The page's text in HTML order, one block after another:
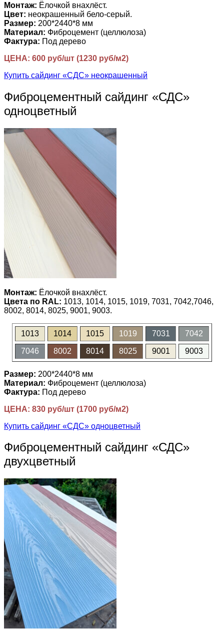
Монтаж: Ёлочкой внахлёст.
Цвет: неокрашенный бело-серый.
Размер: 200*2440*8 мм
Материал: Фиброцемент (целлюлоза)
Фактура: Под дерево
ЦЕНА: 600 руб/шт (1230 руб/м2)
Купить сайдинг «СДС» неокрашенный
Фиброцементный сайдинг «СДС»
одноцветный
Монтаж: Ёлочкой внахлёст.
Цвета по RAL: 1013, 1014, 1015, 1019, 7031, 7042,7046,
8002, 8014, 8025, 9001, 9003.
1013 1014 1015 1019 7031 7042
7046 8002 8014 8025 9001 9003
Размер: 200*2440*8 мм
Материал: Фиброцемент (целлюлоза)
Фактура: Под дерево
ЦЕНА: 830 руб/шт (1700 руб/м2)
Купить сайдинг «СДС» одноцветный
Фиброцементный сайдинг «СДС»
двухцветный